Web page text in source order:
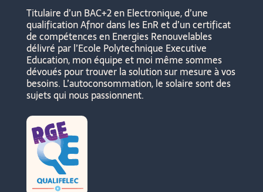
Titulaire d’un BAC+2 en Electronique, d’une
qualification Afnor dans les EnR et d’un certificat
de compétences en Energies Renouvelables
délivré par l’Ecole Polytechnique Executive
Education, mon équipe et moi même sommes
dévoués pour trouver la solution sur mesure à vos
besoins. L’autoconsommation, le solaire sont des
sujets qui nous passionnent.